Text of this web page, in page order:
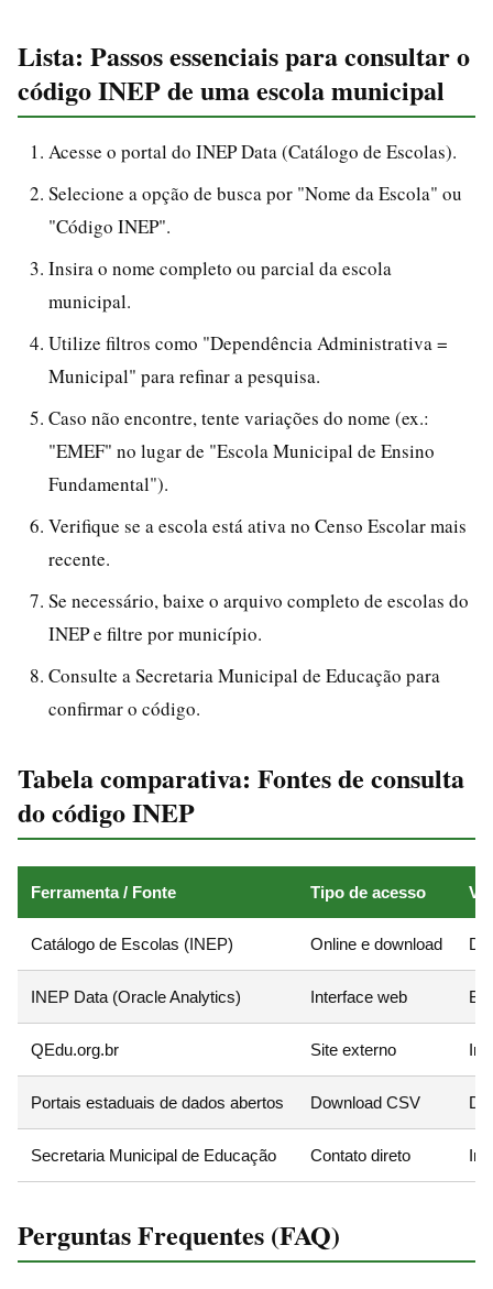
Lista: Passos essenciais para consultar o
código INEP de uma escola municipal
Acesse o portal do INEP Data (Catálogo de Escolas).
Selecione a opção de busca por "Nome da Escola" ou
"Código INEP".
Insira o nome completo ou parcial da escola
municipal.
Utilize filtros como "Dependência Administrativa =
Municipal" para refinar a pesquisa.
Caso não encontre, tente variações do nome (ex.:
"EMEF" no lugar de "Escola Municipal de Ensino
Fundamental").
Verifique se a escola está ativa no Censo Escolar mais
recente.
Se necessário, baixe o arquivo completo de escolas do
INEP e filtre por município.
Consulte a Secretaria Municipal de Educação para
confirmar o código.
Tabela comparativa: Fontes de consulta
do código INEP
Ferramenta / Fonte Tipo de acesso
Catálogo de Escolas (INEP) Online e download
INEP Data (Oracle Analytics) Interface web
QEdu.org.br Site externo
Portais estaduais de dados abertos Download CSV
Secretaria Municipal de Educação Contato direto
Perguntas Frequentes (FAQ)